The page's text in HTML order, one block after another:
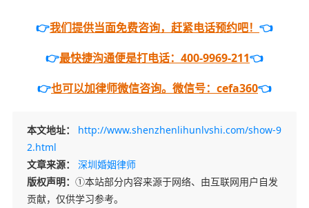
👉我们提供当面免费咨询，赶紧电话预约吧！ 👈
👉最快捷沟通便是打电话：400-9969-211👈
👉也可以加律师微信咨询。微信号：cefa360👈
本文地址：
http://www.shenzhenlihunlvshi.com/show-9
2.html
文章来源：
深圳婚姻律师
版权声明： ①本站部分内容来源于网络、由互联网用户自发
贡献，仅供学习参考。